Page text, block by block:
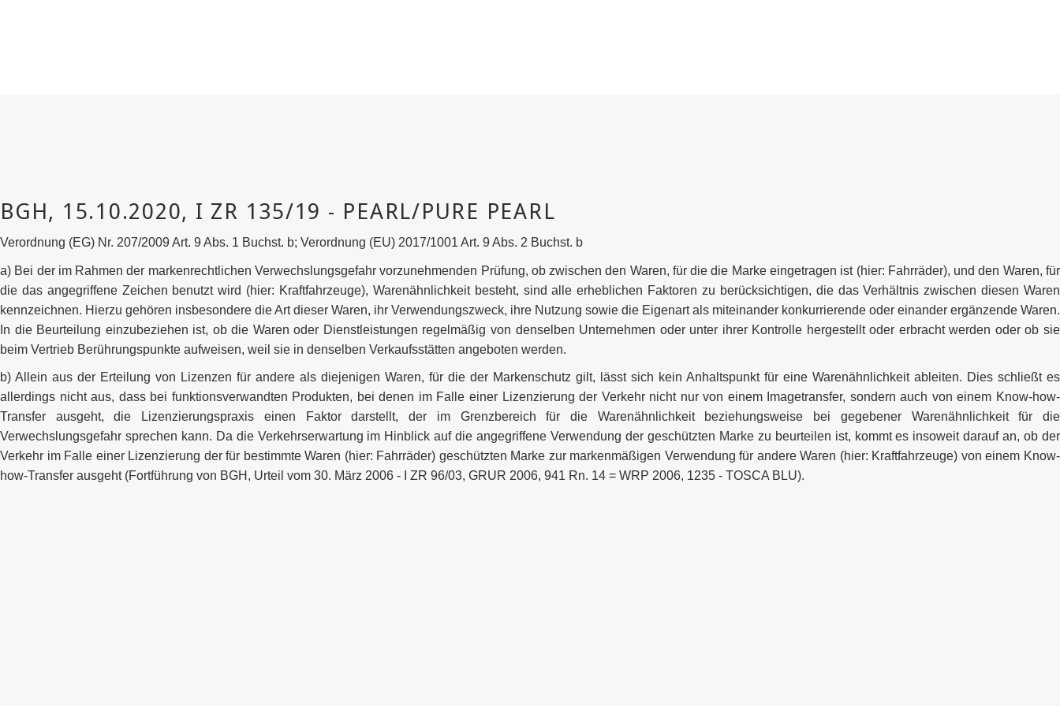
Verordnung (EG) Nr. 207/2009 Art. 9 Abs. 1 Buchst. b; Verordnung (EU) 2017/1001 Art. 9 Abs. 2 Buchst. b
a) Bei der im Rahmen der markenrechtlichen Verwechslungsgefahr vorzunehmenden Prüfung, ob zwischen den Waren, für die die Marke eingetragen ist (hier: Fahrräder), und den Waren, für
die das angegriffene Zeichen benutzt wird (hier: Kraftfahrzeuge), Warenähnlichkeit besteht, sind alle erheblichen Faktoren zu berücksichtigen, die das Verhältnis zwischen diesen Waren
kennzeichnen. Hierzu gehören insbesondere die Art dieser Waren, ihr Verwendungszweck, ihre Nutzung sowie die Eigenart als miteinander konkurrierende oder einander ergänzende Waren.
In die Beurteilung einzubeziehen ist, ob die Waren oder Dienstleistungen regelmäßig von denselben Unternehmen oder unter ihrer Kontrolle hergestellt oder erbracht werden oder ob sie
beim Vertrieb Berührungspunkte aufweisen, weil sie in denselben Verkaufsstätten angeboten werden.
b) Allein aus der Erteilung von Lizenzen für andere als diejenigen Waren, für die der Markenschutz gilt, lässt sich kein Anhaltspunkt für eine Warenähnlichkeit ableiten. Dies schließt es
allerdings nicht aus, dass bei funktionsverwandten Produkten, bei denen im Falle einer Lizenzierung der Verkehr nicht nur von einem Imagetransfer, sondern auch von einem Know-how-
Transfer ausgeht, die Lizenzierungspraxis einen Faktor darstellt, der im Grenzbereich für die Warenähnlichkeit beziehungsweise bei gegebener Warenähnlichkeit für die
Verwechslungsgefahr sprechen kann. Da die Verkehrserwartung im Hinblick auf die angegriffene Verwendung der geschützten Marke zu beurteilen ist, kommt es insoweit darauf an, ob der
Verkehr im Falle einer Lizenzierung der für bestimmte Waren (hier: Fahrräder) geschützten Marke zur markenmäßigen Verwendung für andere Waren (hier: Kraftfahrzeuge) von einem Know-
how-Transfer ausgeht (Fortführung von BGH, Urteil vom 30. März 2006 - I ZR 96/03, GRUR 2006, 941 Rn. 14 = WRP 2006, 1235 - TOSCA BLU).